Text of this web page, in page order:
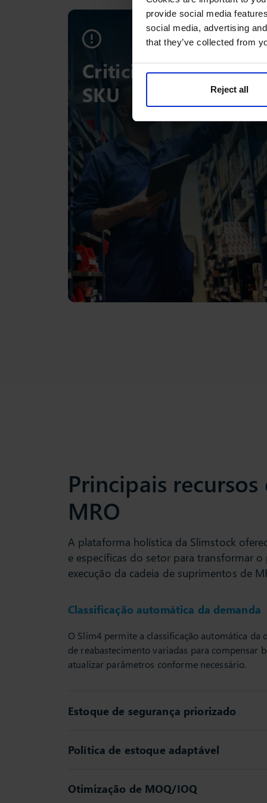
provide social media
social media, advertising
that they’ve collected from
Reject all
Criticidade de cada
SKU
Principais
MRO
A plataforma holística da Slimstock
e específicas do setor para transformar o
execução da cadeia de suprimentos de
Classificação automática da demanda
O Slim4 permite a classificação automática da
de reabastecimento variadas para compensar
atualizar parâmetros conforme necessário.
Estoque de segurança priorizado
Política de estoque adaptável
Otimização de MOQ/IOQ